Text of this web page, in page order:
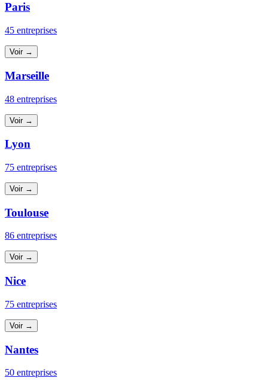
Paris
45 entreprises
Voir →
Marseille
48 entreprises
Voir →
Lyon
75 entreprises
Voir →
Toulouse
86 entreprises
Voir →
Nice
75 entreprises
Voir →
Nantes
50 entreprises